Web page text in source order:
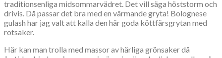
traditionsenliga midsommarvädret. Det vill säga höststorm och
drivis. Då passar det bra med en värmande gryta! Bolognese
gulash har jag valt att kalla den här goda köttfärsgrytan med
rotsaker.
Här kan man trolla med massor av härliga grönsaker då